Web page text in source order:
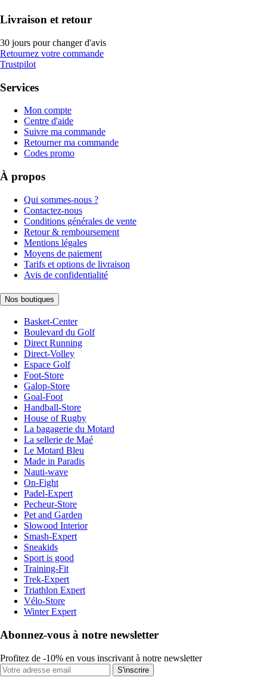
Livraison et retour
30 jours pour changer d'avis
Retournez votre commande
Trustpilot
Services
Mon compte
Centre d'aide
Suivre ma commande
Retourner ma commande
Codes promo
À propos
Qui sommes-nous ?
Contactez-nous
Conditions générales de vente
Retour & remboursement
Mentions légales
Moyens de paiement
Tarifs et options de livraison
Avis de confidentialité
Nos boutiques
Basket-Center
Boulevard du Golf
Direct Running
Direct-Volley
Espace Golf
Foot-Store
Galop-Store
Goal-Foot
Handball-Store
House of Rugby
La bagagerie du Motard
La sellerie de Maé
Le Motard Bleu
Made in Paradis
Nauti-wave
On-Fight
Padel-Expert
Pecheur-Store
Pet and Garden
Slowood Interior
Smash-Expert
Sneakids
Sport is good
Training-Fit
Trek-Expert
Triathlon Expert
Vélo-Store
Winter Expert
Abonnez-vous à notre newsletter
Profitez de -10% en vous inscrivant à notre newsletter
S'inscrire